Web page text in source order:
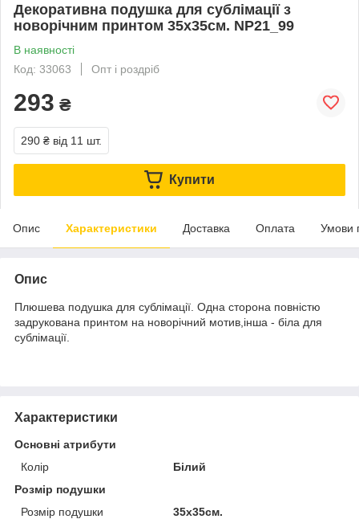
Декоративна подушка для сублімації з
новорічним принтом 35х35см. NP21_99
В наявності
Код: 33063
Опт і роздріб
293 ₴
290 ₴ від 11 шт.
Купити
Опис Характеристики Доставка Оплата Умови
Опис
Плюшева подушка для сублімації. Одна сторона повністю
задрукована принтом на новорічний мотив,інша - біла для
сублімації.
Характеристики
Основні атрибути
Колір
Білий
Розмір подушки
Розмір подушки
35х35см.